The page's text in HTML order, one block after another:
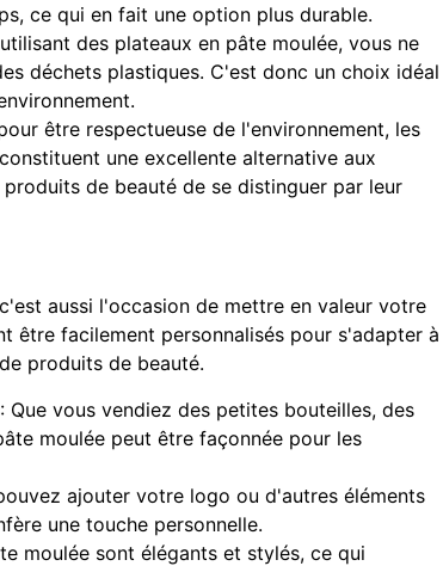
ce qui en fait une option plus durable.
des plateaux en pâte moulée, vous ne
déchets plastiques. C'est donc un choix idéal
être respectueuse de l'environnement, les
une excellente alternative aux
de beauté de se distinguer par leur
aussi l'occasion de mettre en valeur votre
être facilement personnalisés pour s'adapter à
produits de beauté.
: Que vous vendiez des petites bouteilles, des
moulée peut être façonnée pour les
ajouter votre logo ou d'autres éléments
une touche personnelle.
moulée sont élégants et stylés, ce qui